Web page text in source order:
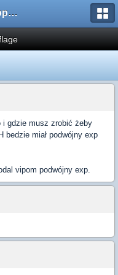
AMXX.pl: Support AMX Mod X i SourceMod
i gdzie musz zrobić żeby
bedzie miał podwójny exp
vipom podwójny exp.